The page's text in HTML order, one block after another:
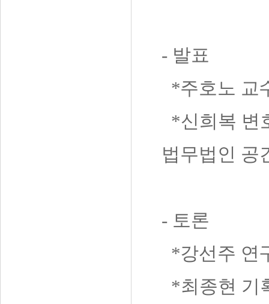
- 발표
*주호노 교
*신희복 변
법무법인 공
- 토론
*강선주 연
*최종현 기